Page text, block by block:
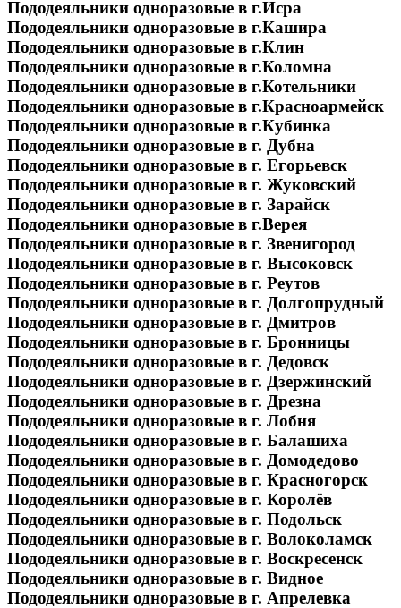
Пододеяльники одноразовые в г.Исра
Пододеяльники одноразовые в г.Кашира
Пододеяльники одноразовые в г.Клин
Пододеяльники одноразовые в г.Коломна
Пододеяльники одноразовые в г.Котельники
Пододеяльники одноразовые в г.Красноармейск
Пододеяльники одноразовые в г.Кубинка
Пододеяльники одноразовые в г. Дубна
Пододеяльники одноразовые в г. Егорьевск
Пододеяльники одноразовые в г. Жуковский
Пододеяльники одноразовые в г. Зарайск
Пододеяльники одноразовые в г.Верея
Пододеяльники одноразовые в г. Звенигород
Пододеяльники одноразовые в г. Высоковск
Пододеяльники одноразовые в г. Реутов
Пододеяльники одноразовые в г. Долгопрудный
Пододеяльники одноразовые в г. Дмитров
Пододеяльники одноразовые в г. Бронницы
Пододеяльники одноразовые в г. Дедовск
Пододеяльники одноразовые в г. Дзержинский
Пододеяльники одноразовые в г. Дрезна
Пододеяльники одноразовые в г. Лобня
Пододеяльники одноразовые в г. Балашиха
Пододеяльники одноразовые в г. Домодедово
Пододеяльники одноразовые в г. Красногорск
Пододеяльники одноразовые в г. Королёв
Пододеяльники одноразовые в г. Подольск
Пододеяльники одноразовые в г. Волоколамск
Пододеяльники одноразовые в г. Воскресенск
Пододеяльники одноразовые в г. Видное
Пододеяльники одноразовые в г. Апрелевка